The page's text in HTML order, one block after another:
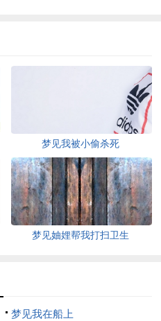
梦见我被小偷杀死
梦见妯娌帮我打扫卫生
梦见我在船上